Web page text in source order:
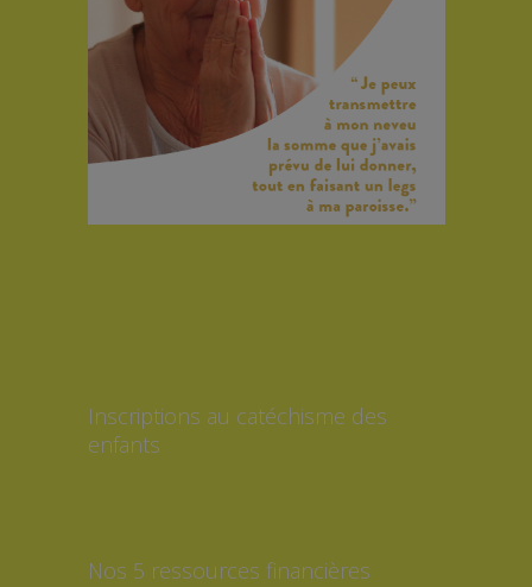
Inscriptions au catéchisme des
enfants
Nos 5 ressources financières